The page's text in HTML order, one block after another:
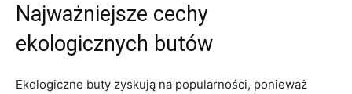
Najważniejsze cechy
ekologicznych butów
Ekologiczne buty zyskują na popularności, ponieważ